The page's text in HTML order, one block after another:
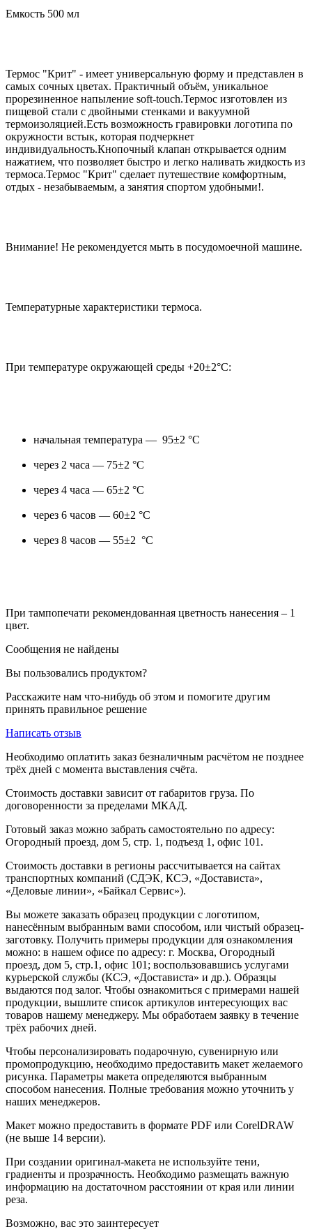
Емкость 500 мл
Термос "Крит" - имеет универсальную форму и представлен в
самых сочных цветах. Практичный объём, уникальное
прорезиненное напыление soft-touch.Термос изготовлен из
пищевой стали с двойными стенками и вакуумной
термоизоляцией.Есть возможность гравировки логотипа по
окружности встык, которая подчеркнет
индивидуальность.Кнопочный клапан открывается одним
нажатием, что позволяет быстро и легко наливать жидкость из
термоса.Термос "Крит" сделает путешествие комфортным,
отдых - незабываемым, а занятия спортом удобными!.
Внимание! Не рекомендуется мыть в посудомоечной машине.
Температурные характеристики термоса.
При температуре окружающей среды +20±2°С:
начальная температура — 95±2 °С
через 2 часа — 75±2 °С
через 4 часа — 65±2 °С
через 6 часов — 60±2 °С
через 8 часов — 55±2 °С
При тампопечати рекомендованная цветность нанесения – 1
цвет.
Сообщения не найдены
Вы пользовались продуктом?
Расскажите нам что-нибудь об этом и помогите другим
принять правильное решение
Написать отзыв
Необходимо оплатить заказ безналичным расчётом не позднее
трёх дней с момента выставления счёта.
Стоимость доставки зависит от габаритов груза. По
договоренности за пределами МКАД.
Готовый заказ можно забрать самостоятельно по адресу:
Огородный проезд, дом 5, стр. 1, подъезд 1, офис 101.
Стоимость доставки в регионы рассчитывается на сайтах
транспортных компаний (СДЭК, КСЭ, «Достависта»,
«Деловые линии», «Байкал Сервис»).
Вы можете заказать образец продукции с логотипом,
нанесённым выбранным вами способом, или чистый образец-
заготовку. Получить примеры продукции для ознакомления
можно: в нашем офисе по адресу: г. Москва, Огородный
проезд, дом 5, стр.1, офис 101; воспользовавшись услугами
курьерской службы (КСЭ, «Достависта» и др.). Образцы
выдаются под залог. Чтобы ознакомиться с примерами нашей
продукции, вышлите список артикулов интересующих вас
товаров нашему менеджеру. Мы обработаем заявку в течение
трёх рабочих дней.
Чтобы персонализировать подарочную, сувенирную или
промопродукцию, необходимо предоставить макет желаемого
рисунка. Параметры макета определяются выбранным
способом нанесения. Полные требования можно уточнить у
наших менеджеров.
Макет можно предоставить в формате PDF или CorelDRAW
(не выше 14 версии).
При создании оригинал-макета не используйте тени,
градиенты и прозрачность. Необходимо размещать важную
информацию на достаточном расстоянии от края или линии
реза.
Возможно, вас это заинтересует